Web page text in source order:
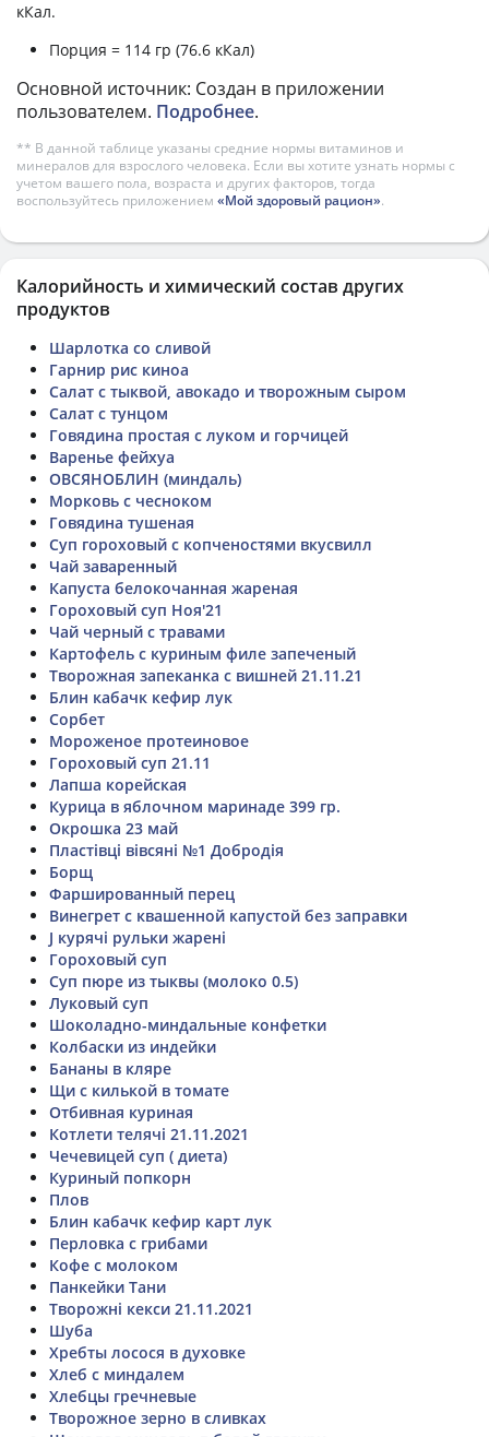
кКал.
Порция = 114 гр (76.6 кКал)
Основной источник: Создан в приложении
пользователем. Подробнее.
** В данной таблице указаны средние нормы витаминов и
минералов для взрослого человека. Если вы хотите узнать нормы с
учетом вашего пола, возраста и других факторов, тогда
воспользуйтесь приложением «Мой здоровый рацион».
Калорийность и химический состав других
продуктов
Шарлотка со сливой
Гарнир рис киноа
Салат с тыквой, авокадо и творожным сыром
Салат с тунцом
Говядина простая с луком и горчицей
Варенье фейхуа
ОВСЯНОБЛИН (миндаль)
Морковь с чесноком
Говядина тушеная
Суп гороховый с копченостями вкусвилл
Чай заваренный
Капуста белокочанная жареная
Гороховый суп Ноя'21
Чай черный с травами
Картофель с куриным филе запеченый
Творожная запеканка с вишней 21.11.21
Блин кабачк кефир лук
Сорбет
Мороженое протеиновое
Гороховый суп 21.11
Лапша корейская
Курица в яблочном маринаде 399 гр.
Окрошка 23 май
Пластівці вівсяні №1 Добродія
Борщ
Фаршированный перец
Винегрет с квашенной капустой без заправки
J курячі рульки жарені
Гороховый суп
Суп пюре из тыквы (молоко 0.5)
Луковый суп
Шоколадно-миндальные конфетки
Колбаски из индейки
Бананы в кляре
Щи с килькой в томате
Отбивная куриная
Котлети телячі 21.11.2021
Чечевицей суп ( диета)
Куриный попкорн
Плов
Блин кабачк кефир карт лук
Перловка с грибами
Кофе с молоком
Панкейки Тани
Творожні кекси 21.11.2021
Шуба
Хребты лосося в духовке
Хлеб с миндалем
Хлебцы гречневые
Творожное зерно в сливках